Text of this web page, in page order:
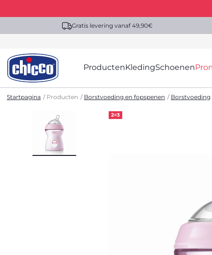
Gratis levering vanaf 49,90€
ProductenKledingSchoenen
Startpagina Producten Borstvoeding en fopspenen Borstvoeding
2=3